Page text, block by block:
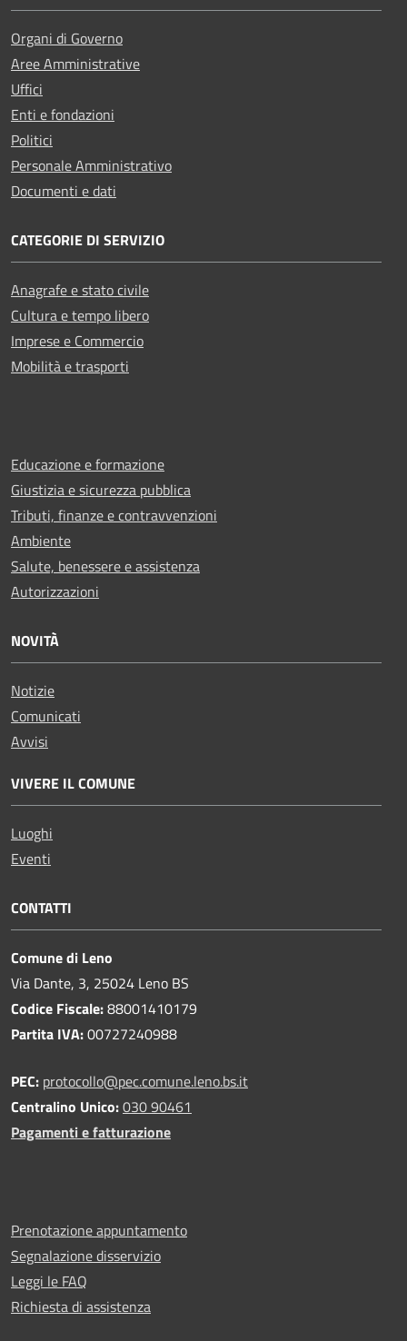
Organi di Governo
Aree Amministrative
Uffici
Enti e fondazioni
Politici
Personale Amministrativo
Documenti e dati
CATEGORIE DI SERVIZIO
Anagrafe e stato civile
Cultura e tempo libero
Imprese e Commercio
Mobilità e trasporti
Educazione e formazione
Giustizia e sicurezza pubblica
Tributi, finanze e contravvenzioni
Ambiente
Salute, benessere e assistenza
Autorizzazioni
NOVITÀ
Notizie
Comunicati
Avvisi
VIVERE IL COMUNE
Luoghi
Eventi
CONTATTI
Comune di Leno
Via Dante, 3, 25024 Leno BS
Codice Fiscale:88001410179
Partita IVA:00727240988
PEC: protocollo@pec.comune.leno.bs.it
Centralino Unico:030 90461
Pagamenti e fatturazione
Prenotazione appuntamento
Segnalazione disservizio
Leggi le FAQ
Richiesta di assistenza